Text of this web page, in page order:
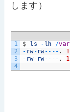
します）
1
2
3
4
$ ls - lh /var
- rw- rw-- -- . 1
- rw- rw-- -- . 1